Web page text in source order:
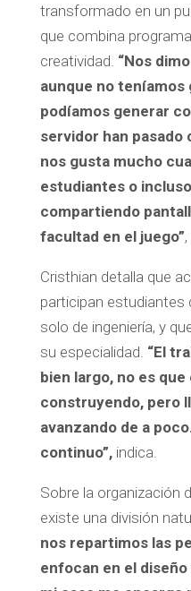
transformado en un
que combina
creatividad. “Nos
aunque no
podíamos generar
servidor han pasado
nos gusta mucho
estudiantes o
compartiendo
facultad en el juego”
Cristhian detalla que
participan estudiantes
solo de ingeniería, y
su especialidad. “El
bien largo, no es
construyendo, pero
avanzando de a
continuo”,indica.
Sobre la organización
existe una división
nos repartimos las
enfocan en el